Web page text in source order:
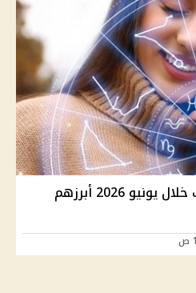
أبراج الأكثر حظًا في الحب خلال يونيو 2026 أبرزهم